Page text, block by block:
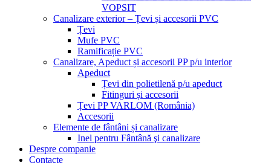
VOPSIT
Canalizare exterior – Țevi și accesorii PVC
Țevi
Mufe PVC
Ramificație PVC
Canalizare, Apeduct și accesorii PP p/u interior
Apeduct
Țevi din polietilenă p/u apeduct
Fitinguri și accesorii
Țevi PP VARLOM (România)
Accesorii
Elemente de fântâni și canalizare
Inel pentru Fântână şi canalizare
Despre companie
Contacte